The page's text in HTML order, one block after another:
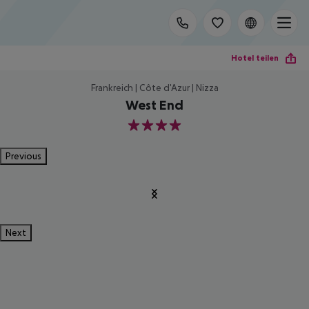
Hotel teilen
Frankreich | Côte d'Azur | Nizza
West End
4
Previous
Next